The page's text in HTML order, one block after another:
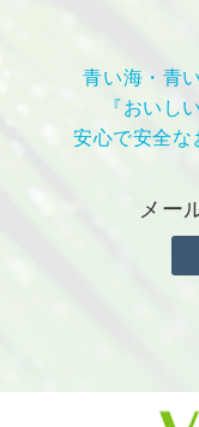
青い海・青
『おいし
安心で安全な
メー